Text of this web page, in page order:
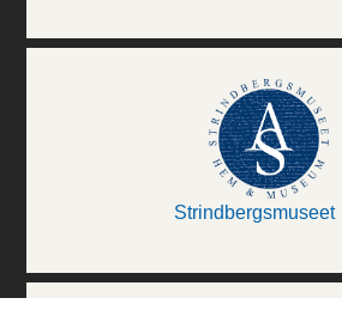
Strindbergsmuseet